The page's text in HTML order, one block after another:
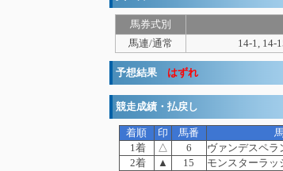
馬券式別
馬連/通常
14-1, 14-
予想結果 はずれ
競走成績・払戻し
着順 印 馬番
1着
△ 6 ヴァンデスペラ
2着
▲ 15 モンスターラッ